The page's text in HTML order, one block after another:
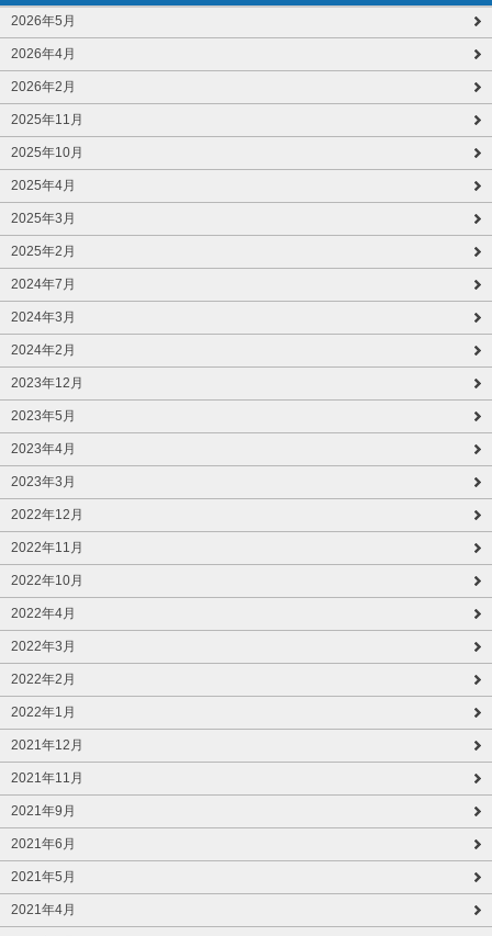
2026年5月
2026年4月
2026年2月
2025年11月
2025年10月
2025年4月
2025年3月
2025年2月
2024年7月
2024年3月
2024年2月
2023年12月
2023年5月
2023年4月
2023年3月
2022年12月
2022年11月
2022年10月
2022年4月
2022年3月
2022年2月
2022年1月
2021年12月
2021年11月
2021年9月
2021年6月
2021年5月
2021年4月